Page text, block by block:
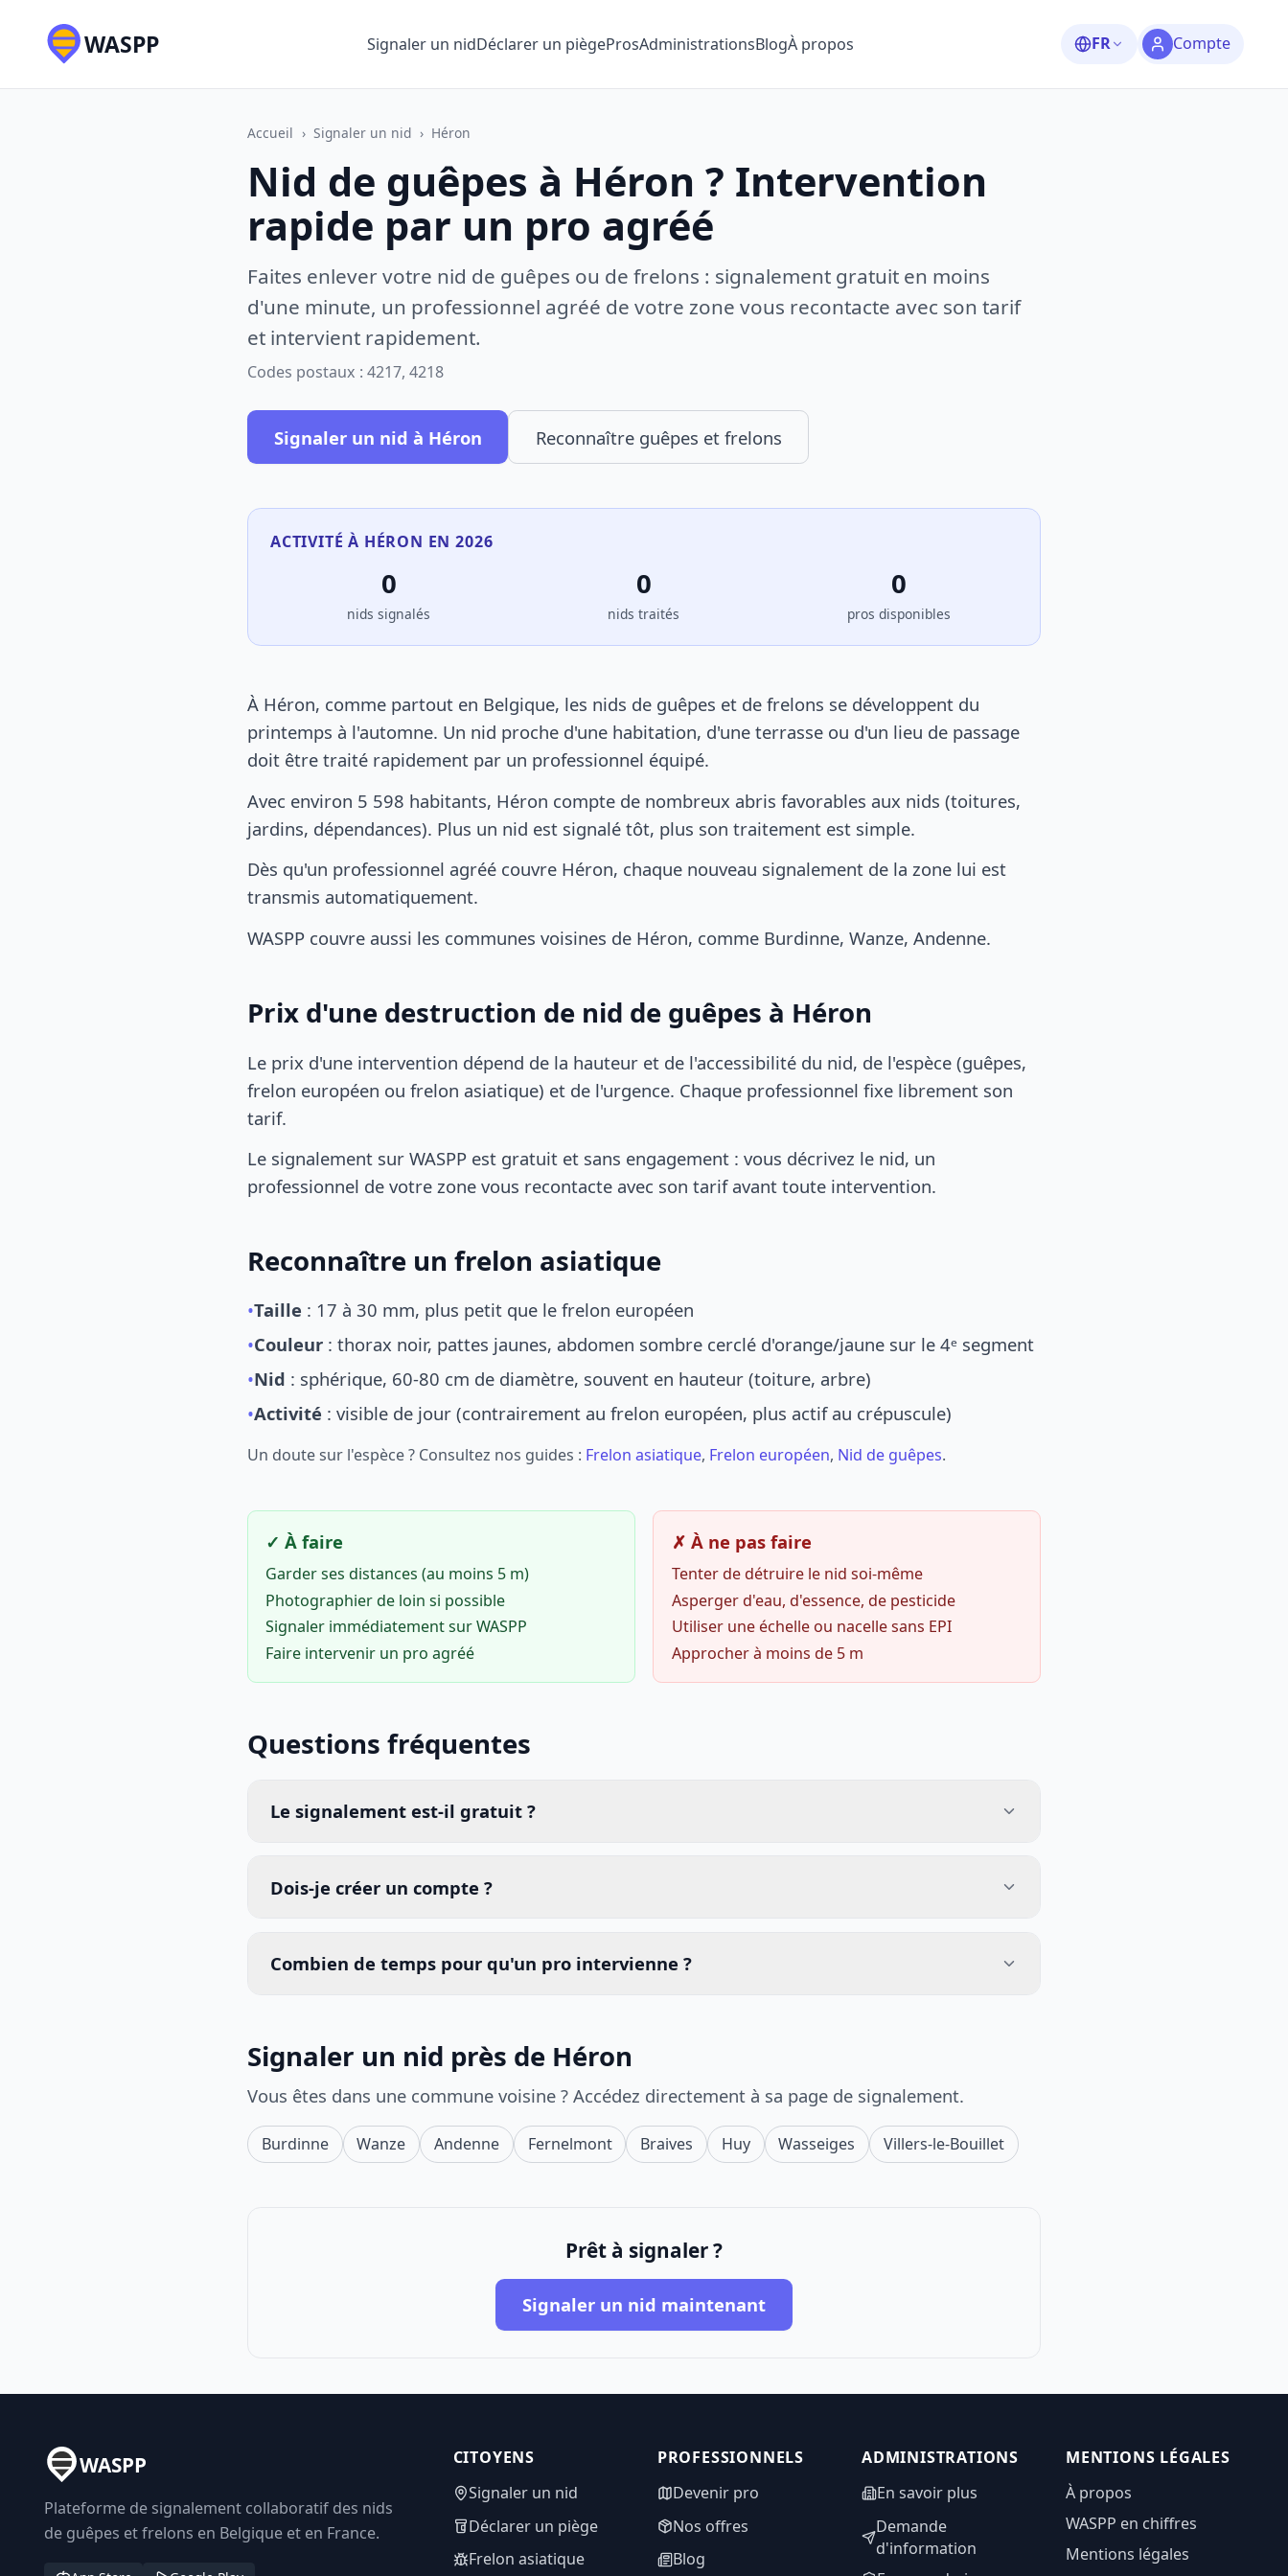
WASPP Signaler un nidDéclarer un piègeProsAdministrationsBlogÀ propos FR Compte
Accueil › Signaler un nid › Héron
Nid de guêpes à Héron ? Intervention
rapide par un pro agréé
Faites enlever votre nid de guêpes ou de frelons : signalement gratuit en moins
d'une minute, un professionnel agréé de votre zone vous recontacte avec son tarif
et intervient rapidement.
Codes postaux : 4217, 4218
Signaler un nid à Héron Reconnaître guêpes et frelons
ACTIVITÉ À HÉRON EN 2026
0
nids signalés
0
nids traités
0
pros disponibles
À Héron, comme partout en Belgique, les nids de guêpes et de frelons se développent du
printemps à l'automne. Un nid proche d'une habitation, d'une terrasse ou d'un lieu de passage
doit être traité rapidement par un professionnel équipé.
Avec environ 5 598 habitants, Héron compte de nombreux abris favorables aux nids (toitures,
jardins, dépendances). Plus un nid est signalé tôt, plus son traitement est simple.
Dès qu'un professionnel agréé couvre Héron, chaque nouveau signalement de la zone lui est
transmis automatiquement.
WASPP couvre aussi les communes voisines de Héron, comme Burdinne, Wanze, Andenne.
Prix d'une destruction de nid de guêpes à Héron
Le prix d'une intervention dépend de la hauteur et de l'accessibilité du nid, de l'espèce (guêpes,
frelon européen ou frelon asiatique) et de l'urgence. Chaque professionnel fixe librement son
tarif.
Le signalement sur WASPP est gratuit et sans engagement : vous décrivez le nid, un
professionnel de votre zone vous recontacte avec son tarif avant toute intervention.
Reconnaître un frelon asiatique
•Taille : 17 à 30 mm, plus petit que le frelon européen
•Couleur : thorax noir, pattes jaunes, abdomen sombre cerclé d'orange/jaune sur le 4ᵉ segment
•Nid : sphérique, 60-80 cm de diamètre, souvent en hauteur (toiture, arbre)
•Activité : visible de jour (contrairement au frelon européen, plus actif au crépuscule)
Un doute sur l'espèce ? Consultez nos guides : Frelon asiatique, Frelon européen, Nid de guêpes.
✓ À faire
Garder ses distances (au moins 5 m)
Photographier de loin si possible
Signaler immédiatement sur WASPP
Faire intervenir un pro agréé
✗ À ne pas faire
Tenter de détruire le nid soi-même
Asperger d'eau, d'essence, de pesticide
Utiliser une échelle ou nacelle sans EPI
Approcher à moins de 5 m
Questions fréquentes
Le signalement est-il gratuit ?
Dois-je créer un compte ?
Combien de temps pour qu'un pro intervienne ?
Signaler un nid près de Héron
Vous êtes dans une commune voisine ? Accédez directement à sa page de signalement.
Burdinne Wanze Andenne Fernelmont Braives Huy Wasseiges Villers-le-Bouillet
Prêt à signaler ?
Signaler un nid maintenant
WASPP
Plateforme de signalement collaboratif des nids
de guêpes et frelons en Belgique et en France.
CITOYENS
Signaler un nid
Déclarer un piège
Frelon asiatique
PROFESSIONNELS
Devenir pro
Nos offres
Blog
ADMINISTRATIONS
En savoir plus
Demande
d'information
MENTIONS LÉGALES
À propos
WASPP en chiffres
Mentions légales